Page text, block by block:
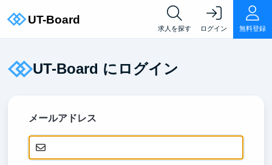
求人を探す ログイン 無料登録
UT-Board にログイン
メールアドレス